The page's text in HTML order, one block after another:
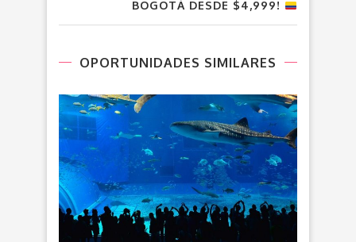
BOGOTÁ DESDE $4,999!
OPORTUNIDADES SIMILARES